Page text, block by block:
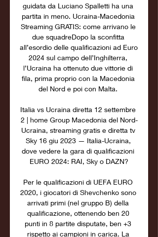
guidata da Luciano Spalletti ha una
partita in meno. Ucraina-Macedonia
Streaming GRATIS: come arrivano le
due squadreDopo la sconfitta
all’esordio delle qualificazioni ad Euro
2024 sul campo dell’Inghilterra,
l’Ucraina ha ottenuto due vittorie di
fila, prima proprio con la Macedonia
del Nord e poi con Malta.
Italia vs Ucraina diretta 12 settembre
2 | home Group Macedonia del Nord-
Ucraina, streaming gratis e diretta tv
Sky 16 giu 2023 — Italia-Ucraina,
dove vedere la gara di qualificazioni
EURO 2024: RAI, Sky o DAZN?
Per le qualificazioni di UEFA EURO
2020, i giocatori di Shevchenko sono
arrivati primi (nel gruppo B) della
qualificazione, ottenendo ben 20
punti in 8 partite disputate, ben +3
rispetto ai campioni in carica. La